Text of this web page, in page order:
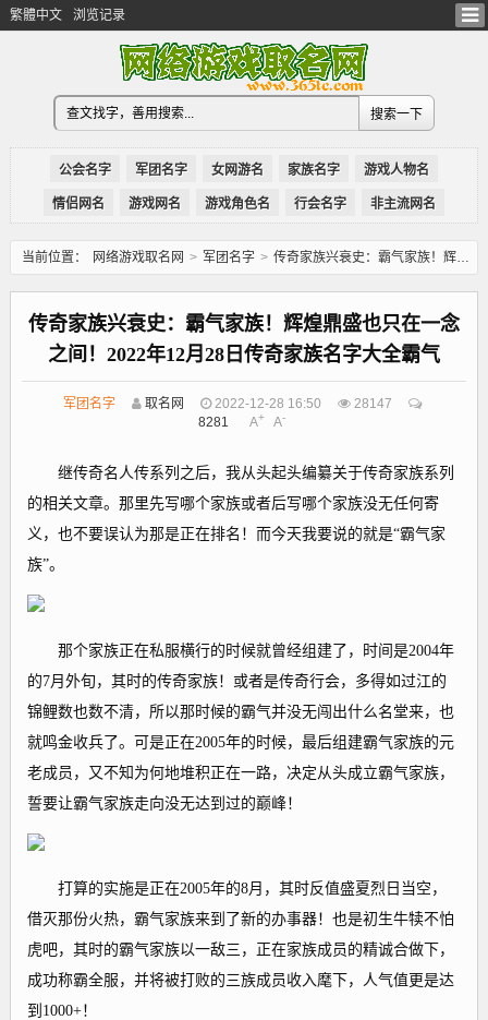
繁體中文 浏览记录
公会名字 军团名字 女网游名 家族名字 游戏人物名
情侣网名 游戏网名 游戏角色名 行会名字 非主流网名
当前位置： 网络游戏取名网 > 军团名字 > 传奇家族兴衰史：霸气家族！辉煌鼎盛也只在一念之间！2022年12月28日传奇家族名字大全霸气
传奇家族兴衰史：霸气家族！辉煌鼎盛也只在一念
之间！2022年12月28日传奇家族名字大全霸气
军团名字 取名网 2022-12-28 16:50
28147
8281
A+ A-
继传奇名人传系列之后，我从头起头编纂关于传奇家族系列
的相关文章。那里先写哪个家族或者后写哪个家族没无任何寄
义，也不要误认为那是正在排名！而今天我要说的就是“霸气家
族”。
那个家族正在私服横行的时候就曾经组建了，时间是2004年
的7月外旬，其时的传奇家族！或者是传奇行会，多得如过江的
锦鲤数也数不清，所以那时候的霸气并没无闯出什么名堂来，也
就鸣金收兵了。可是正在2005年的时候，最后组建霸气家族的元
老成员，又不知为何地堆积正在一路，决定从头成立霸气家族，
誓要让霸气家族走向没无达到过的巅峰！
打算的实施是正在2005年的8月，其时反值盛夏烈日当空，
借灭那份火热，霸气家族来到了新的办事器！也是初生牛犊不怕
虎吧，其时的霸气家族以一敌三，正在家族成员的精诚合做下，
成功称霸全服，并将被打败的三族成员收入麾下，人气值更是达
到1000+！